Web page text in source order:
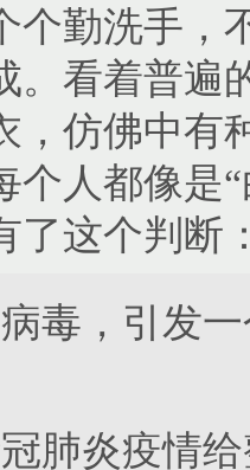
个勤洗手，
。看着普遍
，仿佛中有
个人都像是
了这个判断
毒，引发
肺炎疫情